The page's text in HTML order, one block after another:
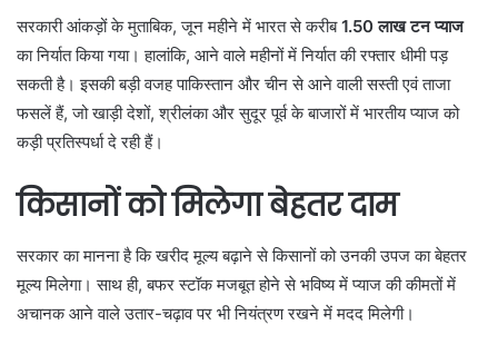
सरकारी आंकड़ों के मुताबिक, जून महीने में भारत से करीब1.50 लाख टन प्याज
का निर्यात किया गया। हालांकि, आने वाले महीनों में निर्यात की रफ्तार धीमी पड़
सकती है। इसकी बड़ी वजह पाकिस्तान और चीन से आने वाली सस्ती एवं ताजा
फसलें हैं, जो खाड़ी देशों, श्रीलंका और सुदूर पूर्व के बाजारों में भारतीय प्याज को
कड़ी प्रतिस्पर्धा दे रही हैं।
किसानों को मिलेगा बेहतर दाम
सरकार का मानना है कि खरीद मूल्य बढ़ाने से किसानों को उनकी उपज का बेहतर
मूल्य मिलेगा। साथ ही, बफर स्टॉक मजबूत होने से भविष्य में प्याज की कीमतों में
अचानक आने वाले उतार-चढ़ाव पर भी नियंत्रण रखने में मदद मिलेगी।